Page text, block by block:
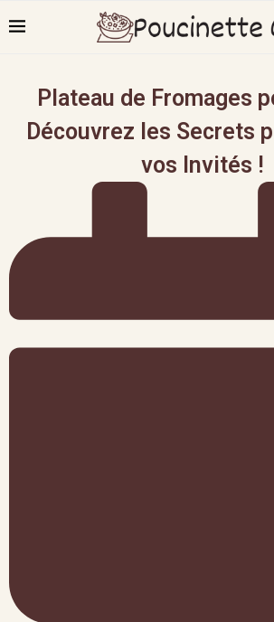
Plateau de Fromages
Découvrez les Secrets
vos Invités !